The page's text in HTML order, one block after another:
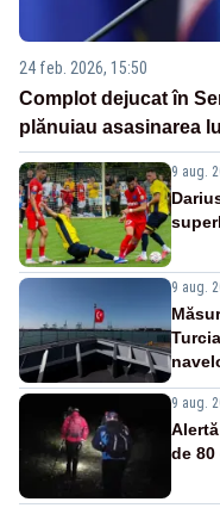
24 feb. 2026, 15:50
Complot dejucat în
plănuiau asasinarea
9 aug.
9 aug.
9 aug.
de